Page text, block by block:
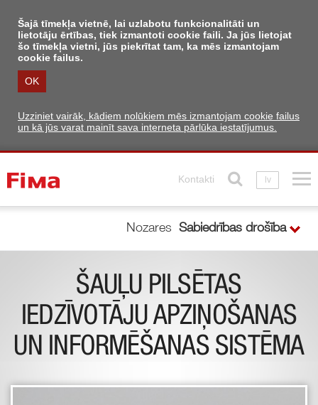
Šajā tīmekļa vietnē, lai uzlabotu funkcionalitāti un
lietotāju ērtības, tiek izmantoti cookie faili. Ja jūs lietojat
šo tīmekļa vietni, jūs piekrītat tam, ka mēs izmantojam
cookie failus.
OK
Uzziniet vairāk, kādiem nolūkiem mēs izmantojam cookie failus
un kā jūs varat mainīt sava interneta pārlūka iestatījumus.
Kontakti lv
Nozares Sabiedrības drošība
ŠAUĻU PILSĒTAS
IEDZĪVOTĀJU APZIŅOŠANAS
UN INFORMĒŠANAS SISTĒMA